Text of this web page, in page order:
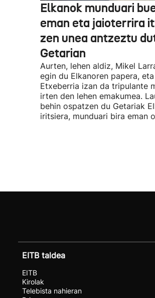
Elkanok munduari
eman eta jaioterrira
zen unea antzeztu
Getarian
Aurten, lehen aldiz, Mikel
egin du Elkanoren papera,
Etxeberria izan da tripulante
irten den lehen emakumea.
behin ospatzen du Getariak
iritsiera, munduari bira eman
EITB taldea
EITB
Kirolak
Telebista nahieran